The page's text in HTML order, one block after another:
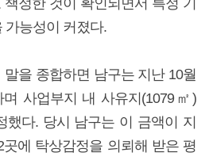
가능성이 커졌다.
을 종합하면 남구는 지난 10월
며 사업부지 내 사유지(1079㎡)
했다. 당시 남구는 이 금액이 지
에 탁상감정을 의뢰해 받은 평